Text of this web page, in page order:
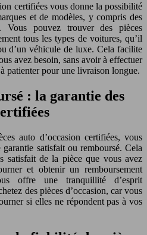
certifiées vous donne la possibilité
et de modèles, y compris des
Vous pouvez trouver des pièces
tous les types de voitures, qu’il
d’un véhicule de luxe. Cela facilite
avez besoin, sans avoir à effectuer
patienter pour une livraison longue.
: la garantie des
auto d’occasion certifiées, vous
garantie satisfait ou remboursé. Cela
satisfait de la pièce que vous avez
et obtenir un remboursement
offre une tranquillité d’esprit
des pièces d’occasion, car vous
si elles ne répondent pas à vos